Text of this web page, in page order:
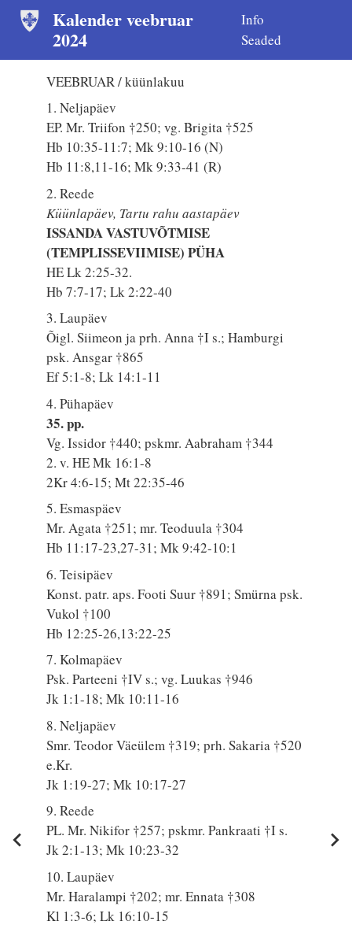
Kalender veebruar
2024
Info
Seaded
VEEBRUAR / küünlakuu
1. Neljapäev
EP. Mr. Triifon †250; vg. Brigita †525
Hb 10:35-11:7; Mk 9:10-16 (N)
Hb 11:8,11-16; Mk 9:33-41 (R)
2. Reede
Küünlapäev, Tartu rahu aastapäev
ISSANDA VASTUVÕTMISE
(TEMPLISSEVIIMISE) PÜHA
HE Lk 2:25-32.
Hb 7:7-17; Lk 2:22-40
3. Laupäev
Õigl. Siimeon ja prh. Anna †I s.; Hamburgi
psk. Ansgar †865
Ef 5:1-8; Lk 14:1-11
4. Pühapäev
35. pp.
Vg. Issidor †440; pskmr. Aabraham †344
2. v. HE Mk 16:1-8
2Kr 4:6-15; Mt 22:35-46
5. Esmaspäev
Mr. Agata †251; mr. Teoduula †304
Hb 11:17-23,27-31; Mk 9:42-10:1
6. Teisipäev
Konst. patr. aps. Footi Suur †891; Smürna psk.
Vukol †100
Hb 12:25-26,13:22-25
7. Kolmapäev
Psk. Parteeni †IV s.; vg. Luukas †946
Jk 1:1-18; Mk 10:11-16
8. Neljapäev
Smr. Teodor Väeülem †319; prh. Sakaria †520
e.Kr.
Jk 1:19-27; Mk 10:17-27
9. Reede
PL. Mr. Nikifor †257; pskmr. Pankraati †I s.
Jk 2:1-13; Mk 10:23-32
10. Laupäev
Mr. Haralampi †202; mr. Ennata †308
Kl 1:3-6; Lk 16:10-15